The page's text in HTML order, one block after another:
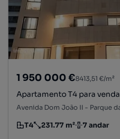
1 950 000 €8413,51 €/m²
Apartamento T4 para venda
Tipologia
T4
Preço por metro quadrado
231.77 m²
Andar 7 andar